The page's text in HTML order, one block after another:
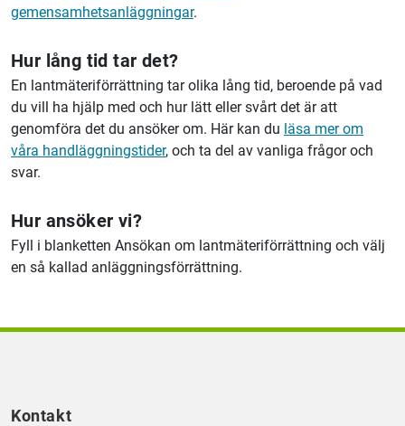
gemensamhetsanläggningar.
Hur lång tid tar det?
En lantmäteriförrättning tar olika lång tid, beroende på vad
du vill ha hjälp med och hur lätt eller svårt det är att
genomföra det du ansöker om. Här kan du läsa mer om
våra handläggningstider, och ta del av vanliga frågor och
svar.
Hur ansöker vi?
Fyll i blanketten Ansökan om lantmäteriförrättning och välj
en så kallad anläggningsförrättning.
Kontakt